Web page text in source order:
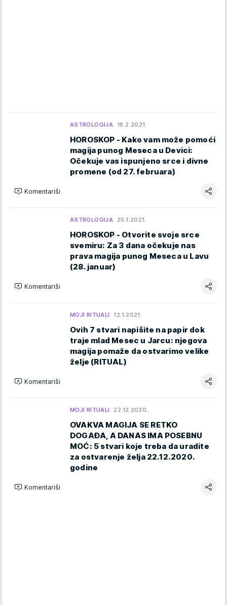
ASTROLOGIJA 18.2.2021.
HOROSKOP - Kako vam može pomoći
magija punog Meseca u Devici:
Očekuje vas ispunjeno srce i divne
promene (od 27. februara)
Komentariši
ASTROLOGIJA 25.1.2021.
HOROSKOP - Otvorite svoje srce
svemiru: Za 3 dana očekuje nas
prava magija punog Meseca u Lavu
(28. januar)
Komentariši
MOJI RITUALI 12.1.2021.
Ovih 7 stvari napišite na papir dok
traje mlad Mesec u Jarcu: njegova
magija pomaže da ostvarimo velike
želje (RITUAL)
Komentariši
MOJI RITUALI 22.12.2020.
OVAKVA MAGIJA SE RETKO
DOGAĐA, A DANAS IMA POSEBNU
MOĆ: 5 stvari koje treba da uradite
za ostvarenje želja 22.12.2020.
godine
Komentariši